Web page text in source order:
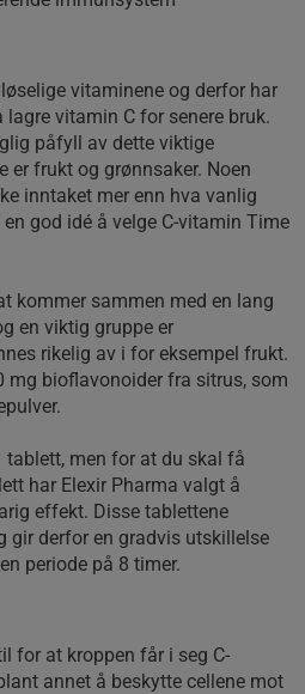
vitaminene og derfor har
vitamin C for senere bruk.
påfyll av dette viktige
er frukt og grønnsaker. Noen
inntaket mer enn hva vanlig
god idé å velge C-vitamin Time
kommer sammen med en lang
en viktig gruppe er
rikelig av i for eksempel frukt.
mg bioflavonoider fra sitrus, som
tablett, men for at du skal få
har Elexir Pharma valgt å
effekt. Disse tablettene
gir derfor en gradvis utskillelse
periode på 8 timer.
for at kroppen får i seg C-
annet å beskytte cellene mot